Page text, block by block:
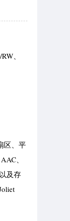
、
区、平
、
及存